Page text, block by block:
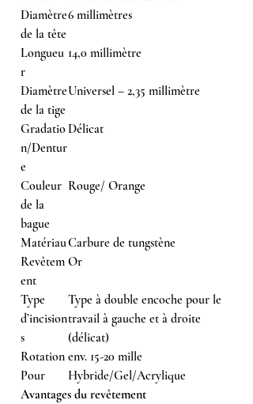
Diamètre
de la tête
6 millimètres
Longueu
r
14,0 millimètre
Diamètre
de la tige
Universel – 2,35 millimètre
Gradatio
n/Dentur
e
Délicat
Couleur
de la
bague
Rouge/ Orange
MatériauCarbure de tungstène
Revêtem
ent
Or
Type
d’incision
s
Type à double encoche pour le
travail à gauche et à droite
(délicat)
Rotation env. 15-20 mille
Pour
Hybride/Gel/Acrylique
Avantages du revêtement